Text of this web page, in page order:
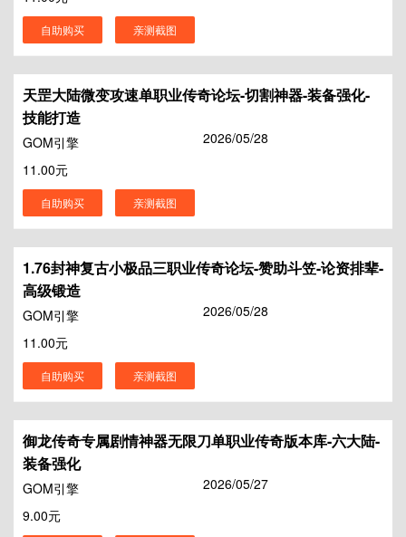
自助购买 亲测截图
天罡大陆微变攻速单职业传奇论坛-切割神器-装备强化-
技能打造
GOM引擎
2026/05/28
11.00元
自助购买 亲测截图
1.76封神复古小极品三职业传奇论坛-赞助斗笠-论资排辈-
高级锻造
GOM引擎
2026/05/28
11.00元
自助购买 亲测截图
御龙传奇专属剧情神器无限刀单职业传奇版本库-六大陆-
装备强化
GOM引擎
2026/05/27
9.00元